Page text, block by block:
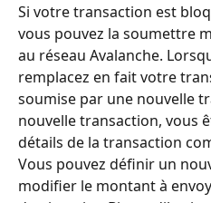
Si votre transaction est
vous pouvez la soumettre
au réseau Avalanche.
remplacez en fait votre
soumise par une nouvelle
nouvelle transaction, vous
détails de la transaction
Vous pouvez définir un
modifier le montant à